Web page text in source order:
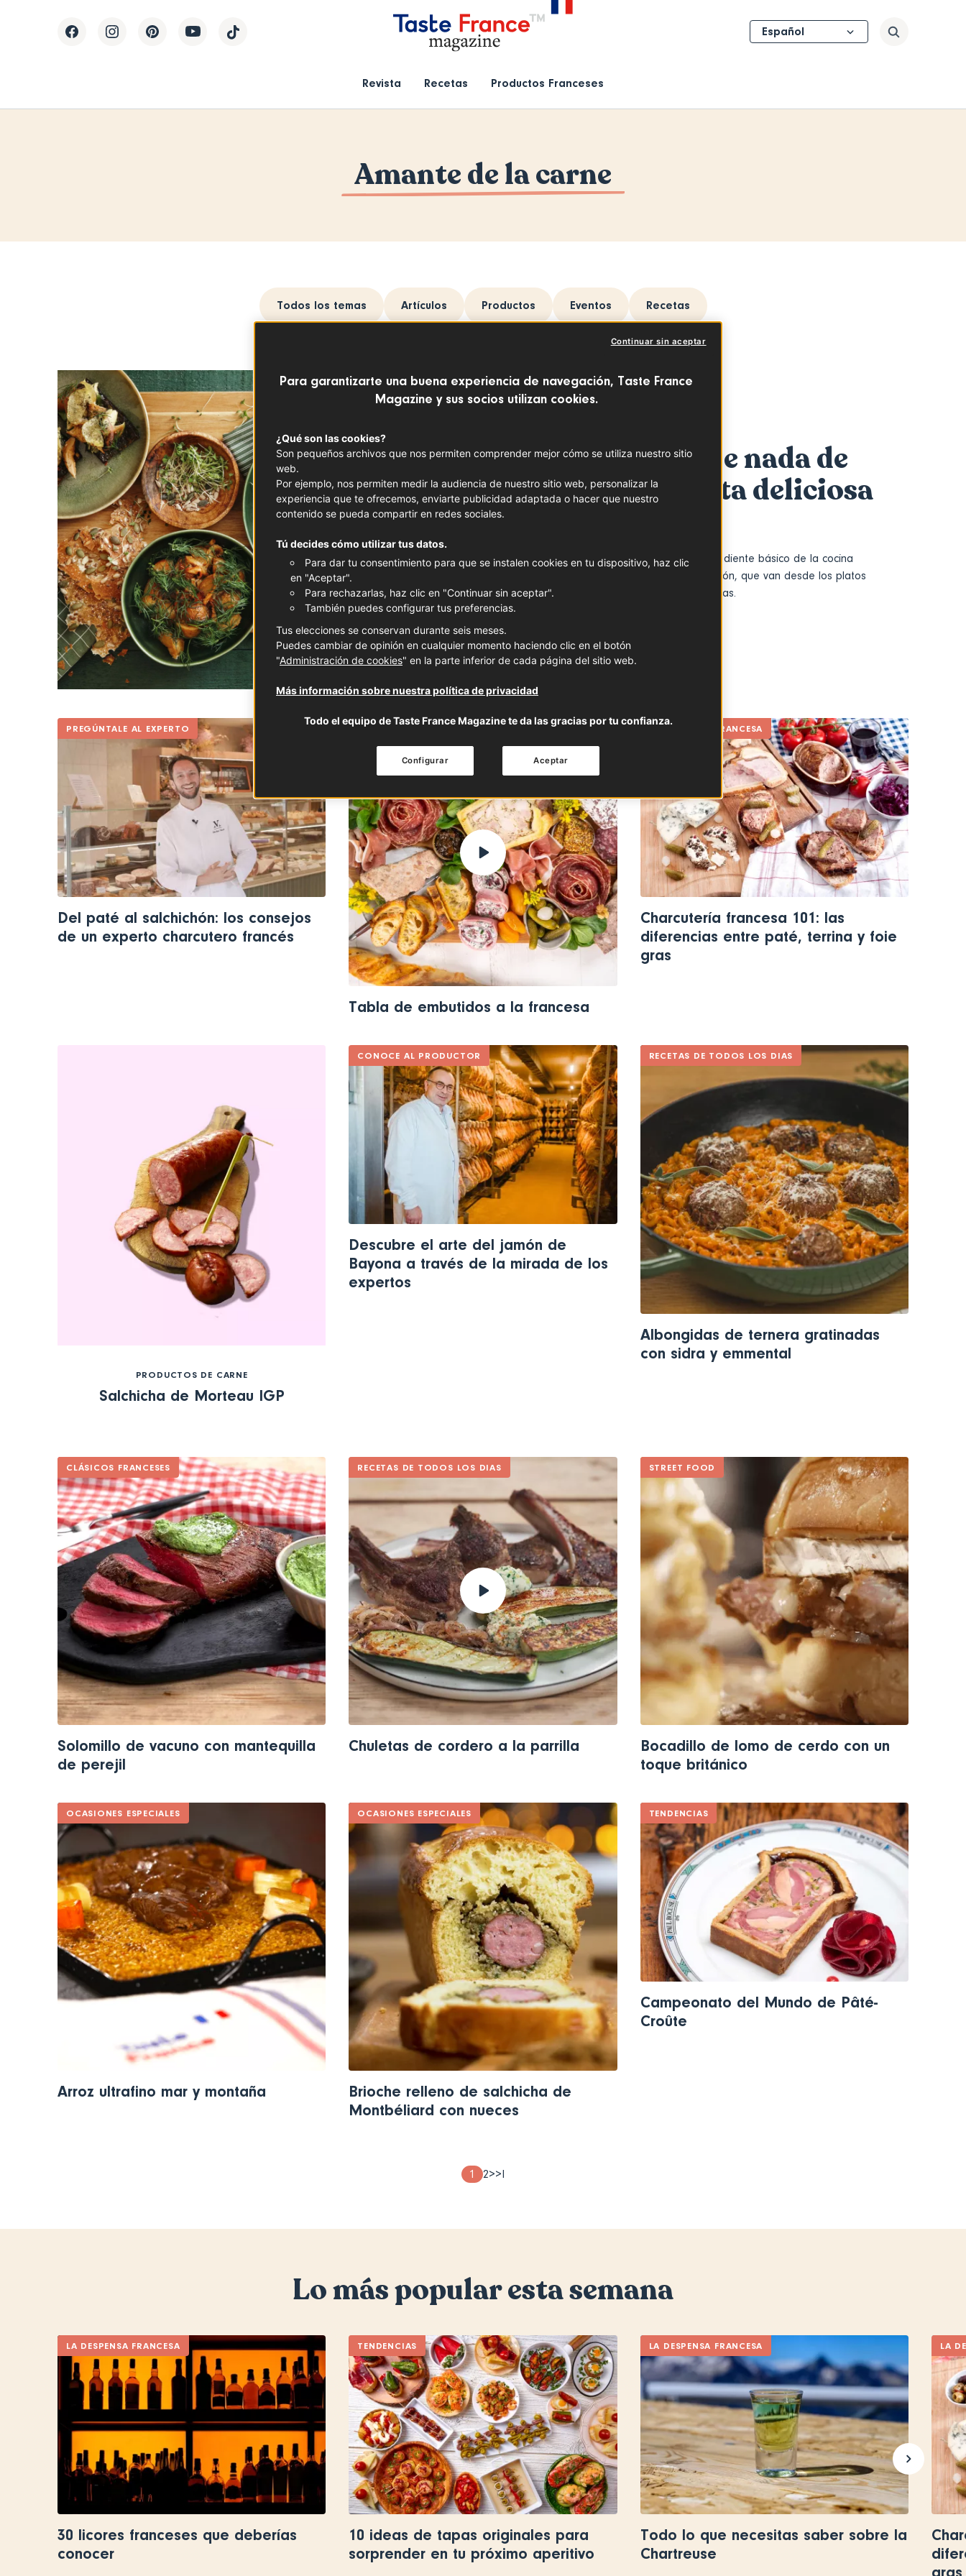
Revista Recetas Productos Franceses
Select
your
Buscar
Amante de la carne
Todos los temas Artículos Productos Eventos Recetas
El patito no tiene nada de
feo: descubre esta deliciosa
Magret, confit,foie gras: el pato es un ingrediente básico de la cocina
francesa con infinitos métodos de preparación, que van desde los platos
más clásicos a las creaciones más sofisticadas.
CARNE PATO AMANTE DE LA CARNE
PREGÚNTALE AL EXPERTO
Del paté al salchichón: los consejos
de un experto charcutero francés
CLÁSICOS FRANCESES
Tabla de embutidos a la francesa
LA DESPENSA FRANCESA
Charcutería francesa 101: las
diferencias entre paté, terrina y foie
gras
PRODUCTOS DE CARNE
Salchicha de Morteau IGP
CONOCE AL PRODUCTOR
Descubre el arte del jamón de
Bayona a través de la mirada de los
expertos
RECETAS DE TODOS LOS DIAS
Albongidas de ternera gratinadas
con sidra y emmental
CLÁSICOS FRANCESES
Solomillo de vacuno con mantequilla
de perejil
RECETAS DE TODOS LOS DIAS
Chuletas de cordero a la parrilla
STREET FOOD
Bocadillo de lomo de cerdo con un
toque británico
OCASIONES ESPECIALES
Arroz ultrafino mar y montaña
OCASIONES ESPECIALES
Brioche relleno de salchicha de
Montbéliard con nueces
TENDENCIAS
Campeonato del Mundo de Pâté-
Croûte
Page
1 Page
2Next
>Last
>I
Lo más popular esta semana
LA DESPENSA FRANCESA
30 licores franceses que deberías
conocer
TENDENCIAS
10 ideas de tapas originales para
sorprender en tu próximo aperitivo
LA DESPENSA FRANCESA
Todo lo que necesitas saber sobre la
Chartreuse
LA
Para garantizarte una buena experiencia de navegación, Taste France
Magazine y sus socios utilizan cookies.
¿Qué son las cookies?
Son pequeños archivos que nos permiten comprender mejor cómo se utiliza nuestro sitio
web.
Por ejemplo, nos permiten medir la audiencia de nuestro sitio web, personalizar la
experiencia que te ofrecemos, enviarte publicidad adaptada o hacer que nuestro
contenido se pueda compartir en redes sociales.
Tú decides cómo utilizar tus datos.
Para dar tu consentimiento para que se instalen cookies en tu dispositivo, haz clic
en "Aceptar".
Para rechazarlas, haz clic en "Continuar sin aceptar".
También puedes configurar tus preferencias.
Tus elecciones se conservan durante seis meses.
Puedes cambiar de opinión en cualquier momento haciendo clic en el botón
"Administración de cookies" en la parte inferior de cada página del sitio web.
Más información sobre nuestra política de privacidad
Todo el equipo de Taste France Magazine te da las gracias por tu confianza.
Continuar sin aceptar
Aceptar
Configurar